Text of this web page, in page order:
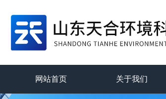
网站首页 关于我们